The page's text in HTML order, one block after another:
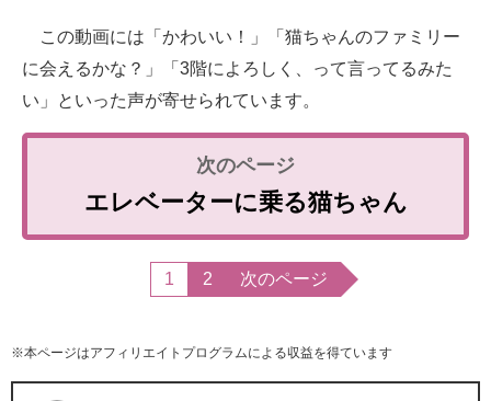
この動画には「かわいい！」「猫ちゃんのファミリー
に会えるかな？」「3階によろしく、って言ってるみた
い」といった声が寄せられています。
エレベーターに乗る猫ちゃん
1 2 次のページ
※本ページはアフィリエイトプログラムによる収益を得ています